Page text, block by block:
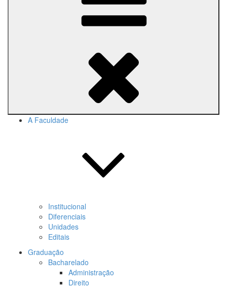
A Faculdade
Institucional
Diferenciais
Unidades
Editais
Graduação
Bacharelado
Administração
Direito